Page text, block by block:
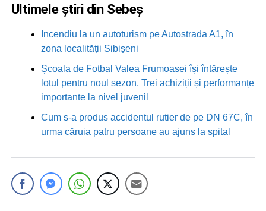
Ultimele știri din Sebeș
Incendiu la un autoturism pe Autostrada A1, în
zona localității Sibișeni
Școala de Fotbal Valea Frumoasei își întărește
lotul pentru noul sezon. Trei achiziții și performanțe
importante la nivel juvenil
Cum s-a produs accidentul rutier de pe DN 67C, în
urma căruia patru persoane au ajuns la spital